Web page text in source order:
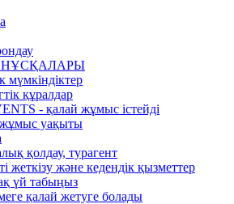
мүмкіндіктер
құралдар
- қалай жұмыс істейді
уақыты
қолдау, турагент
жеткізу және кедендік қызметтер
үй табыңыз
қалай жетуге болады